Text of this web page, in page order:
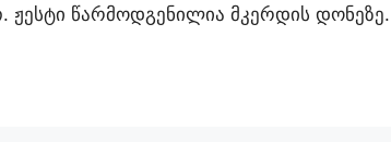
ჟესტი წარმოდგენილია მკერდის დონეზე.